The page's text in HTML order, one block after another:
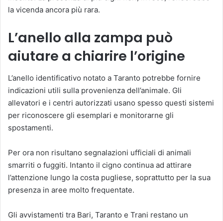
la vicenda ancora più rara.
L’anello alla zampa può
aiutare a chiarire l’origine
L’anello identificativo notato a Taranto potrebbe fornire
indicazioni utili sulla provenienza dell’animale. Gli
allevatori e i centri autorizzati usano spesso questi sistemi
per riconoscere gli esemplari e monitorarne gli
spostamenti.
Per ora non risultano segnalazioni ufficiali di animali
smarriti o fuggiti. Intanto il cigno continua ad attirare
l’attenzione lungo la costa pugliese, soprattutto per la sua
presenza in aree molto frequentate.
Gli avvistamenti tra Bari, Taranto e Trani restano un